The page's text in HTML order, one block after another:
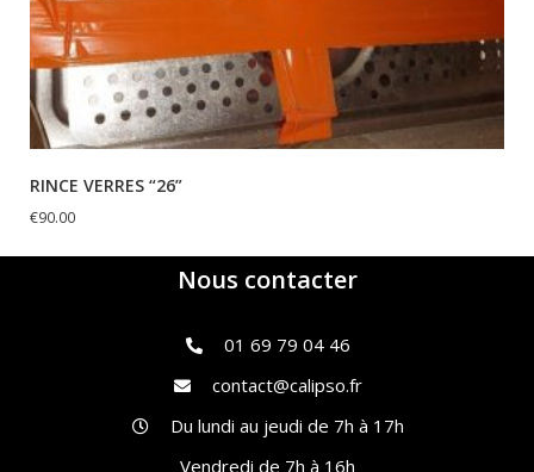
RINCE VERRES “26”
€90.00
Nous contacter
01 69 79 04 46
contact@calipso.fr
Du lundi au jeudi de 7h à 17h
Vendredi de 7h à 16h